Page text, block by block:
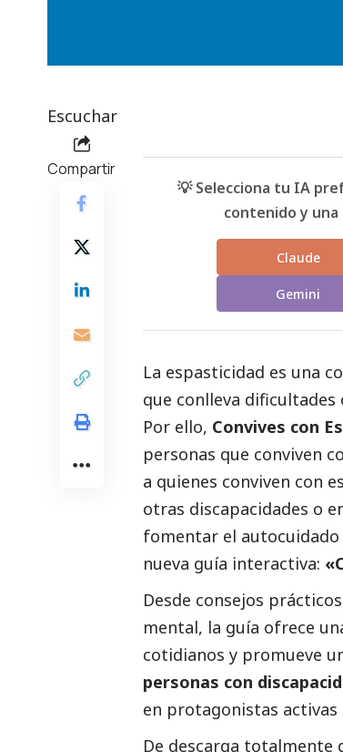
Escuchar
Compartir
💡 Selecciona tu IA
contenido y
Claude
Gemini
La espasticidad es una
que conlleva
Por ello, Convives con
personas que conviven
a quienes conviven con
otras discapacidades o
fomentar el autocuidado
nueva guía interactiva:
Desde consejos
mental, la guía ofrece
cotidianos y promueve
personas con
en protagonistas activas
De descarga totalmente